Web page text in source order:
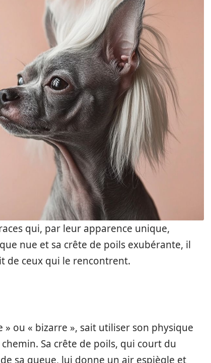
qui, par leur apparence unique,
nue et sa crête de poils exubérante, il
de ceux qui le rencontrent.
ou « bizarre », sait utiliser son physique
Sa crête de poils, qui court du
sa queue, lui donne un air espiègle et